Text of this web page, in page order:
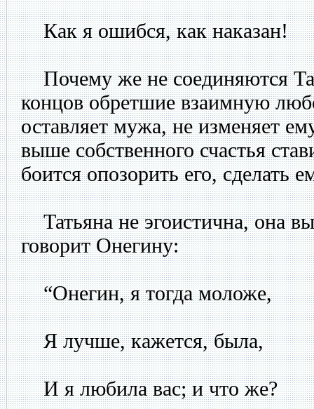
Как я ошибся, как наказан!
Почему же не соединяются
концов обретшие взаимную
оставляет мужа, не изменяет
выше собственного счастья
боится опозорить его, сделать
Татьяна не эгоистична, она
говорит Онегину:
“Онегин, я тогда моложе,
Я лучше, кажется, была,
И я любила вас; и что же?